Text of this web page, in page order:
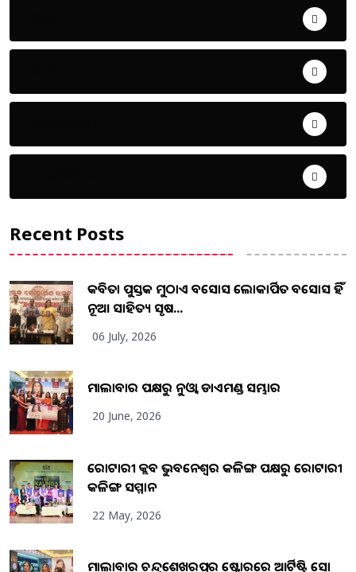
Recent Posts
କବିତା ପୁସ୍ତକ ମୁଠାଏ ଅବସୋସ ଲୋକାର୍ପିତ ଅବସୋସ ହିଁ
ନୂଆ ସାହିତ୍ୟ ସୃଷ...
06 July, 2026
ମାଲାବାର ପକ୍ଷରୁ ନୁଓ୍ବା ଡାଏମଣ୍ଡ ସମ୍ଭାର
20 June, 2026
ରୋଟାରୀ କ୍ଲବ ଭୁବନେଶ୍ୱର କଳିଙ୍ଗ ପକ୍ଷରୁ ରୋଟାରୀ
କଳିଙ୍ଗ ସମ୍ମାନ
22 May, 2026
ମାଲାବାର ଚନ୍ଦ୍ରଶେଖରପୁର ଷ୍ଟୋରରେ ଆର୍ଟିଷ୍ଟ୍ରି ସୋ